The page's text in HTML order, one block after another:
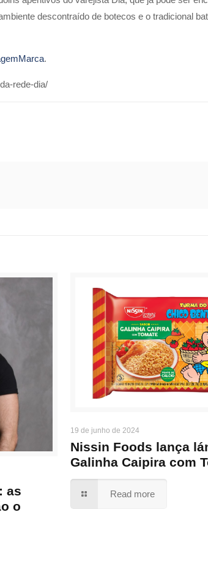
descontraído de botecos e o tradicional
.
rede-dia/
as
o
19 de junho de 2024
Nissin Foods lança
Galinha Caipira com
Read more